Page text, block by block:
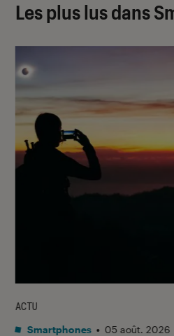
Les plus lus dans
ACTU
Smartphones • 05 août. 2026